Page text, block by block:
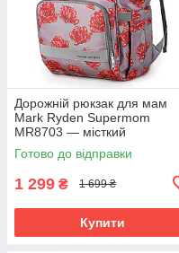
Дорожній рюкзак для мам
Mark Ryden Supermom
MR8703 — місткий
органайзер для подорожей з
дитиною (Червоний)
Готово до відправки
1 299 ₴ 1 699 ₴
Купити